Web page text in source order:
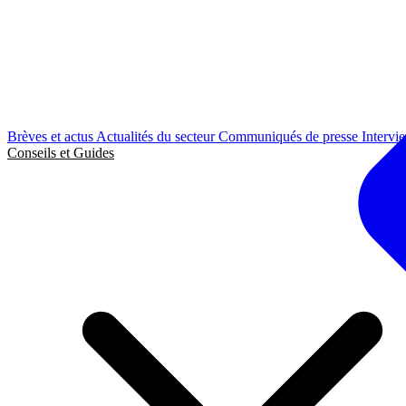
Brèves et actus Actualités du secteurCommuniqués de presse
Conseils et Guides